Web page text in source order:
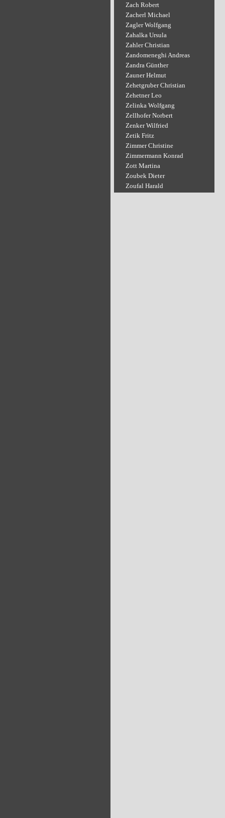
Zach Robert
Zacherl Michael
Zagler Wolfgang
Zahalka Ursula
Zahler Christian
Zandomeneghi Andreas
Zandra Günther
Zauner Helmut
Zehetgruber Christian
Zehetner Leo
Zelinka Wolfgang
Zellhofer Norbert
Zenker Wilfried
Zetik Fritz
Zimmer Christine
Zimmermann Konrad
Zott Martina
Zoubek Dieter
Zoufal Harald